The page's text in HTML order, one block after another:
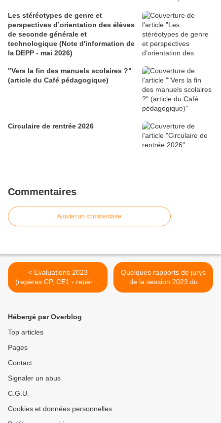
Les stéréotypes de genre et
perspectives d’orientation des élèves
de seconde générale et
technologique (Note d'information de
la DEPP - mai 2026)
"Vers la fin des manuels scolaires ?"
(article du Café pédagogique)
Circulaire de rentrée 2026
Commentaires
Ajouter un commentaire
< Evaluations 2023
(repères CP, CE1 - repères
CM1 - début de 6ème -
Quelques rapports de jurys
de la session 2023 du
CRPE >
Hébergé par Overblog
Top articles
Pages
Contact
Signaler un abus
C.G.U.
Cookies et données personnelles